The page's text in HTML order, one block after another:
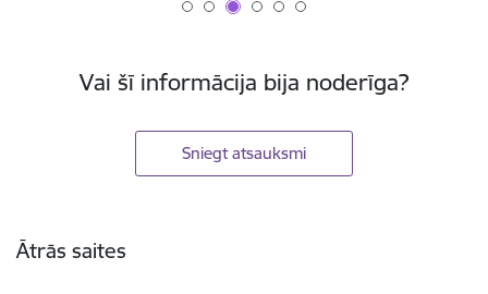
Vai šī informācija bija noderīga?
Sniegt atsauksmi
Ātrās saites